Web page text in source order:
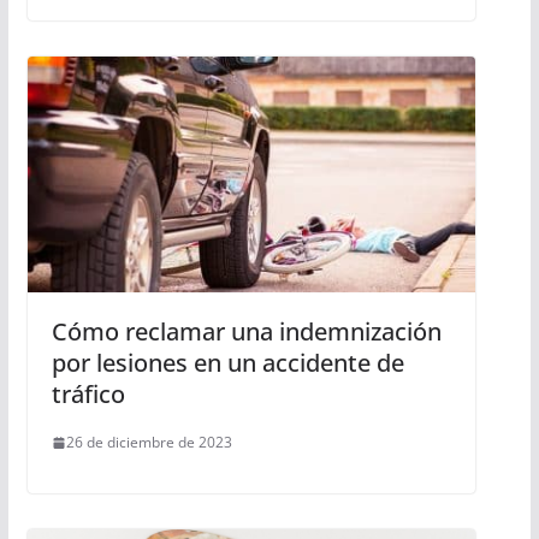
Cómo reclamar una indemnización
por lesiones en un accidente de
tráfico
26 de diciembre de 2023